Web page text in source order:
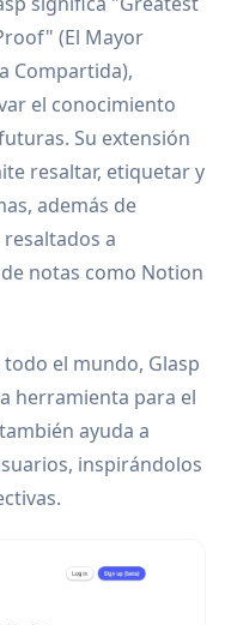
(El Mayor
Compartida),
el conocimiento
Su extensión
resaltar, etiquetar y
además de
a
notas como Notion
todo el mundo, Glasp
herramienta para el
ayuda a
inspirándolos